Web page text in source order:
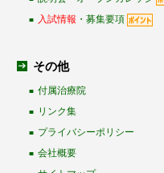
■ 入試情報 ・募集要項
その他
■ 付属治療院
■ リンク集
■ プライバシーポリシー
■ 会社概要